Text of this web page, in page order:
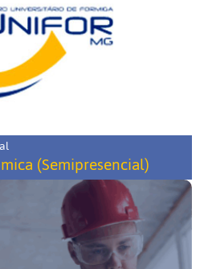
(Semipresencial)